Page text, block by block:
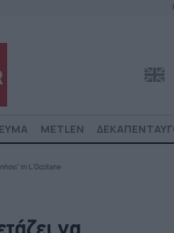
METLEN
τη L’Occitane